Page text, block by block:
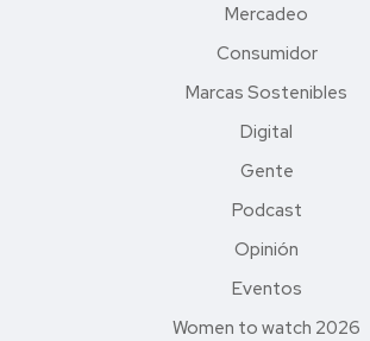
Mercadeo
Consumidor
Marcas Sostenibles
Digital
Gente
Podcast
Opinión
Eventos
Women to watch 2026